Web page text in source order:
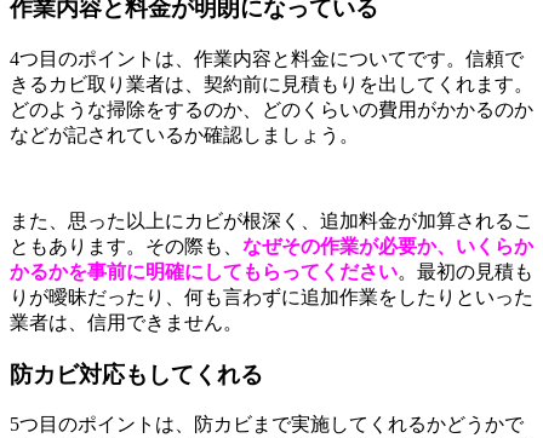
作業内容と料金が明朗になっている
4つ目のポイントは、作業内容と料金についてです。信頼で
きるカビ取り業者は、契約前に見積もりを出してくれます。
どのような掃除をするのか、どのくらいの費用がかかるのか
などが記されているか確認しましょう。
また、思った以上にカビが根深く、追加料金が加算されるこ
ともあります。その際も、 なぜその作業が必要か、いくらか
かるかを事前に明確にしてもらってください。最初の見積も
りが曖昧だったり、何も言わずに追加作業をしたりといった
業者は、信用できません。
防カビ対応もしてくれる
5つ目のポイントは、防カビまで実施してくれるかどうかで